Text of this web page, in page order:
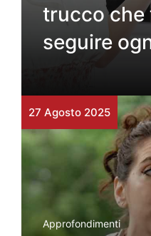
trucco che
seguire
27 Agosto 2025
Approfondimenti